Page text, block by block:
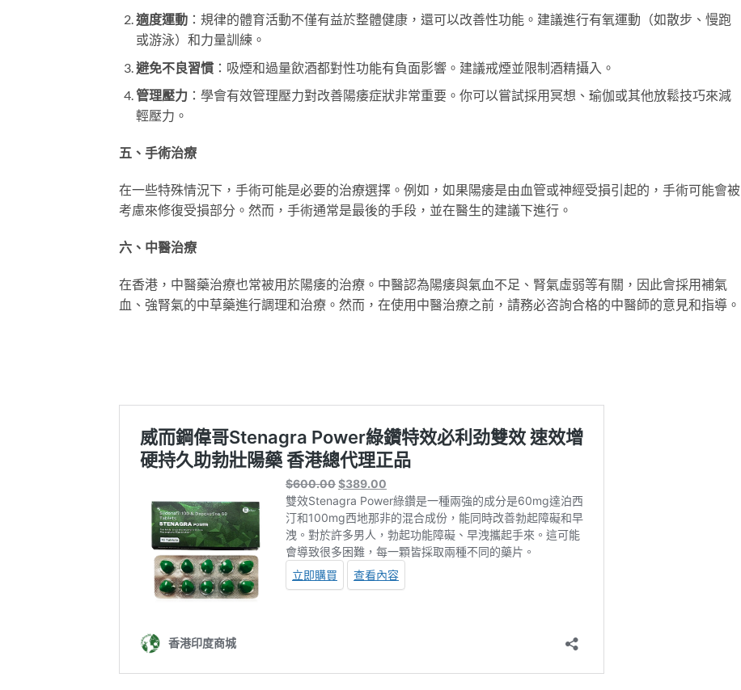
適度運動：規律的體育活動不僅有益於整體健康，還可以改善性功能。建議進行有氧運動（如散步、慢跑
或游泳）和力量訓練。
避免不良習慣：吸煙和過量飲酒都對性功能有負面影響。建議戒煙並限制酒精攝入。
管理壓力：學會有效管理壓力對改善陽痿症狀非常重要。你可以嘗試採用冥想、瑜伽或其他放鬆技巧來減
輕壓力。
五、手術治療
在一些特殊情況下，手術可能是必要的治療選擇。例如，如果陽痿是由血管或神經受損引起的，手術可能會被
考慮來修復受損部分。然而，手術通常是最後的手段，並在醫生的建議下進行。
六、中醫治療
在香港，中醫藥治療也常被用於陽痿的治療。中醫認為陽痿與氣血不足、腎氣虛弱等有關，因此會採用補氣
血、強腎氣的中草藥進行調理和治療。然而，在使用中醫治療之前，請務必咨詢合格的中醫師的意見和指導。